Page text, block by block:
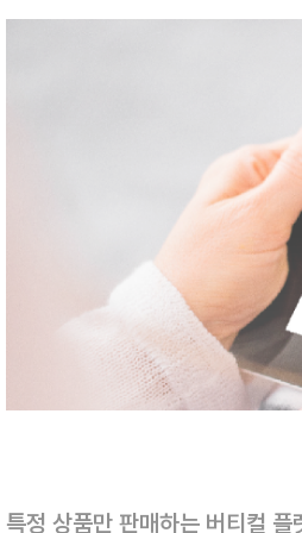
특정 상품만 판매하는 버티컬 플